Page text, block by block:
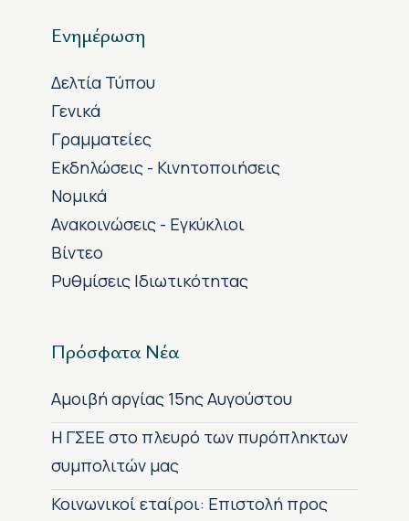
Ενημέρωση
Δελτία Τύπου
Γενικά
Γραμματείες
Εκδηλώσεις - Κινητοποιήσεις
Νομικά
Ανακοινώσεις - Εγκύκλιοι
Βίντεο
Ρυθμίσεις Ιδιωτικότητας
Πρόσφατα Νέα
Αμοιβή αργίας 15ης Αυγούστου
H ΓΣΕΕ στο πλευρό των πυρόπληκτων
συμπολιτών μας
Κοινωνικοί εταίροι: Επιστολή προς